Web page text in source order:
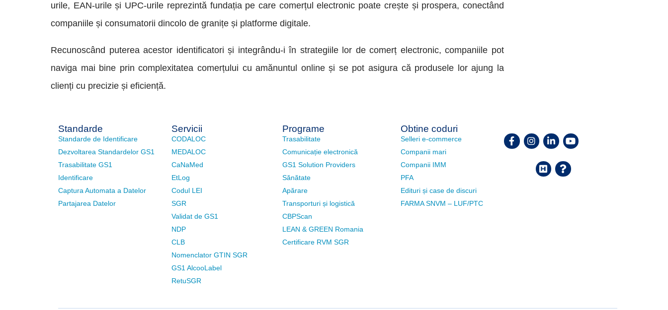
urile, EAN-urile și UPC-urile reprezintă fundația pe care comerțul electronic poate crește și prospera, conectând
companiile și consumatorii dincolo de granițe și platforme digitale.
Recunoscând puterea acestor identificatori și integrându-i în strategiile lor de comerț electronic, companiile pot
naviga mai bine prin complexitatea comerțului cu amănuntul online și se pot asigura că produsele lor ajung la
clienți cu precizie și eficiență.
Standarde
Standarde de Identificare
Dezvoltarea Standardelor GS1
Trasabilitate GS1
Identificare
Captura Automata a Datelor
Partajarea Datelor
Servicii
CODALOC
MEDALOC
CaNaMed
EtLog
Codul LEI
SGR
Validat de GS1
NDP
CLB
Nomenclator GTIN SGR
GS1 AlcooLabel
RetuSGR
Programe
Trasabilitate
Comunicație electronică
GS1 Solution Providers
Sănătate
Apărare
Transporturi și logistică
CBPScan
LEAN & GREEN Romania
Certificare RVM SGR
Obtine coduri
Selleri e-commerce
Companii mari
Companii IMM
PFA
Edituri și case de discuri
FARMA SNVM – LUF/PTC
FacebookInstagramLinkedinYoutube
Helpdesk
FAQ